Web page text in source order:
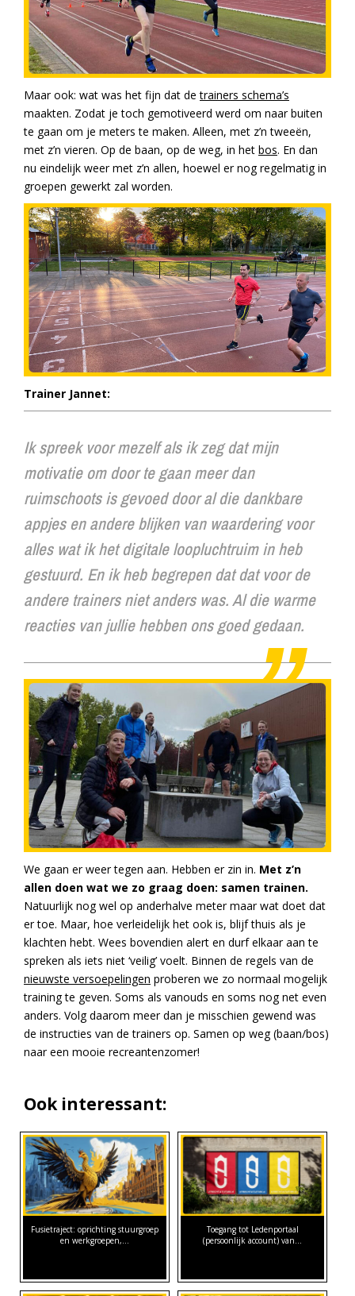
Maar ook: wat was het fijn dat detrainers schema’s
maakten. Zodat je toch gemotiveerd werd om naar buiten
te gaan om je meters te maken. Alleen, met z’n tweeën,
met z’n vieren. Op de baan, op de weg, in het bos. En dan
nu eindelijk weer met z’n allen, hoewel er nog regelmatig in
groepen gewerkt zal worden.
Trainer Jannet:
Ik spreek voor mezelf als ik zeg dat mijn
motivatie om door te gaan meer dan
ruimschoots is gevoed door al die dankbare
appjes en andere blijken van waardering voor
alles wat ik het digitale loopluchtruim in heb
gestuurd. En ik heb begrepen dat dat voor de
andere trainers niet anders was. Al die warme
reacties van jullie hebben ons goed gedaan.
We gaan er weer tegen aan. Hebben er zin in. Met z’n
allen doen wat we zo graag doen: samen trainen.
Natuurlijk nog wel op anderhalve meter maar wat doet dat
er toe. Maar, hoe verleidelijk het ook is, blijf thuis als je
klachten hebt. Wees bovendien alert en durf elkaar aan te
spreken als iets niet ‘veilig’ voelt. Binnen de regels van de
nieuwste versoepelingen proberen we zo normaal mogelijk
training te geven. Soms als vanouds en soms nog net even
anders. Volg daarom meer dan je misschien gewend was
de instructies van de trainers op. Samen op weg (baan/bos)
naar een mooie recreantenzomer!
Ook interessant:
Fusietraject: oprichting stuurgroep
en werkgroepen,…
Toegang tot Ledenportaal
(persoonlijk account) van…